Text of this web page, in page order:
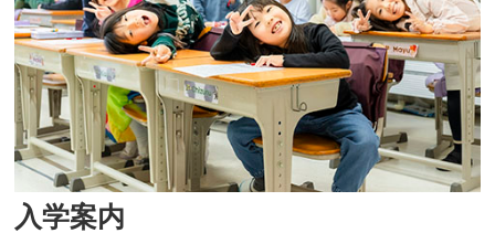
入学案内